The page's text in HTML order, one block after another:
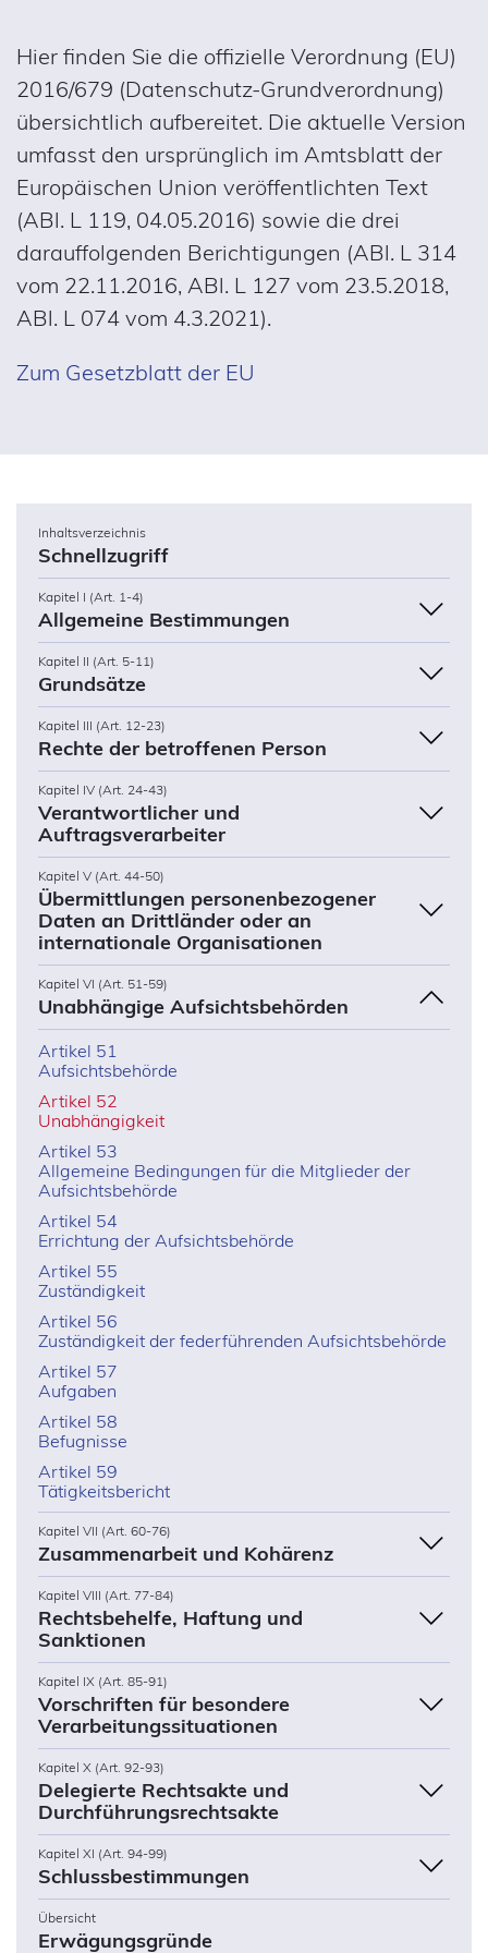
Hier finden Sie die offizielle Verordnung (EU)
2016/679 (Datenschutz-Grundverordnung)
übersichtlich aufbereitet. Die aktuelle Version
umfasst den ursprünglich im Amtsblatt der
Europäischen Union veröffentlichten Text
(ABl. L 119, 04.05.2016) sowie die drei
darauffolgenden Berichtigungen (ABl. L 314
vom 22.11.2016, ABl. L 127 vom 23.5.2018,
ABl. L 074 vom 4.3.2021).
Zum Gesetzblatt der EU
Inhaltsverzeichnis
Schnellzugriff
Kapitel I (Art. 1-4)
Allgemeine Bestimmungen
Kapitel II (Art. 5-11)
Grundsätze
Kapitel III (Art. 12-23)
Rechte der betroffenen Person
Kapitel IV (Art. 24-43)
Verantwortlicher und
Auftragsverarbeiter
Kapitel V (Art. 44-50)
Übermittlungen personenbezogener
Daten an Drittländer oder an
internationale Organisationen
Kapitel VI (Art. 51-59)
Unabhängige Aufsichtsbehörden
Artikel 51
Aufsichtsbehörde
Artikel 52
Unabhängigkeit
Artikel 53
Allgemeine Bedingungen für die Mitglieder der
Aufsichtsbehörde
Artikel 54
Errichtung der Aufsichtsbehörde
Artikel 55
Zuständigkeit
Artikel 56
Zuständigkeit der federführenden Aufsichtsbehörde
Artikel 57
Aufgaben
Artikel 58
Befugnisse
Artikel 59
Tätigkeitsbericht
Kapitel VII (Art. 60-76)
Zusammenarbeit und Kohärenz
Kapitel VIII (Art. 77-84)
Rechtsbehelfe, Haftung und
Sanktionen
Kapitel IX (Art. 85-91)
Vorschriften für besondere
Verarbeitungssituationen
Kapitel X (Art. 92-93)
Delegierte Rechtsakte und
Durchführungsrechtsakte
Kapitel XI (Art. 94-99)
Schlussbestimmungen
Übersicht
Erwägungsgründe